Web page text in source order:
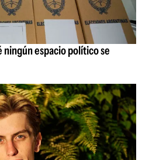
ningún espacio político se